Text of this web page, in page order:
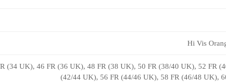
Hi Vis
(34 UK), 46 FR (36 UK), 48 FR (38 UK), 50 FR (38/40 UK), 52 FR
(42/44 UK), 56 FR (44/46 UK), 58 FR (46/48 UK),